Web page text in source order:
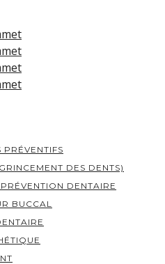
PRÉVENTIFS
DES DENTS)
DENTAIRE
BUCCAL